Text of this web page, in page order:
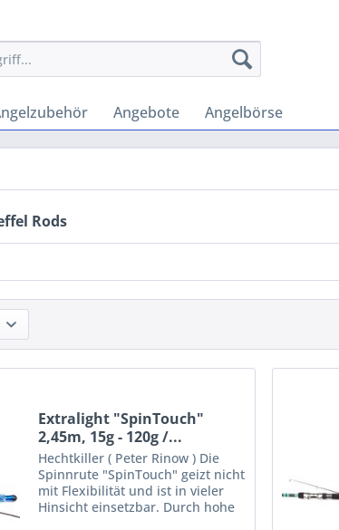
Angebote Angelbörse
Rods
Extralight "SpinTouch"
2,45m, 15g - 120g /...
Hechtkiller ( Peter Rinow ) Die
Spinnrute "SpinTouch" geizt nicht
mit Flexibilität und ist in vieler
Hinsicht einsetzbar. Durch hohe